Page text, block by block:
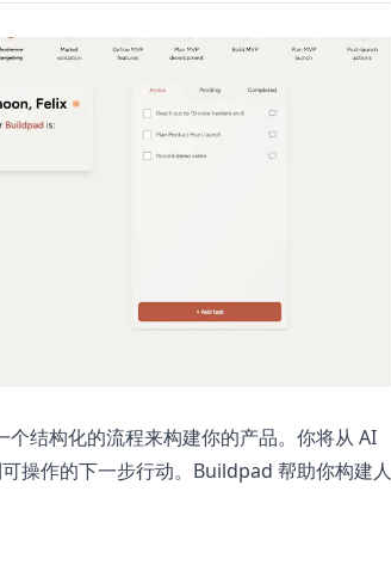
结构化的流程来构建你的产品。你将从 AI
操作的下一步行动。Buildpad 帮助你构建人